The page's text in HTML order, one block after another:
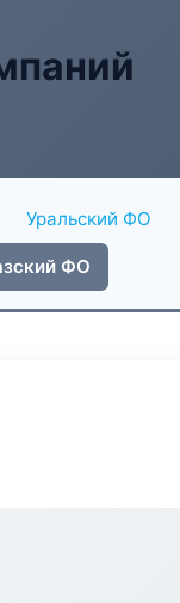
Уральский ФО
ФО